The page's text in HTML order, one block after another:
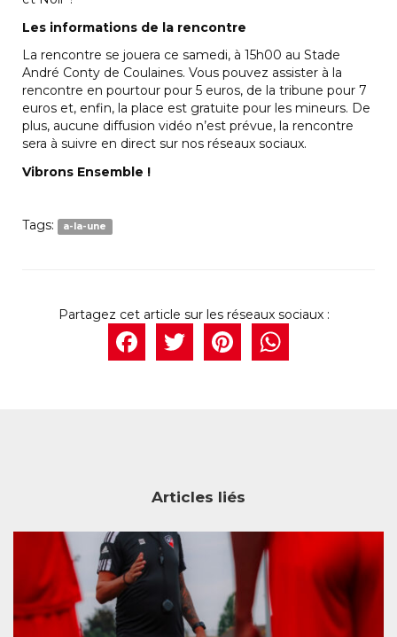
Les informations de la rencontre
La rencontre se jouera ce samedi, à 15h00 au Stade
André Conty de Coulaines. Vous pouvez assister à la
rencontre en pourtour pour 5 euros, de la tribune pour 7
euros et, enfin, la place est gratuite pour les mineurs. De
plus, aucune diffusion vidéo n’est prévue, la rencontre
sera à suivre en direct sur nos réseaux sociaux.
Vibrons Ensemble !
Tags: a-la-une
Facebook
Twitter
Articles liés